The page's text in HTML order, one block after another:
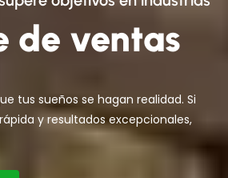
de ventas
tus sueños se hagan realidad. Si
y resultados excepcionales,